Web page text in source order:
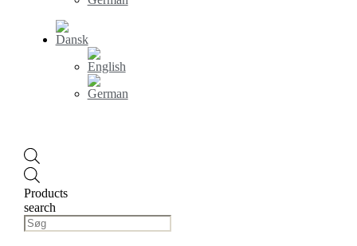
Products
search